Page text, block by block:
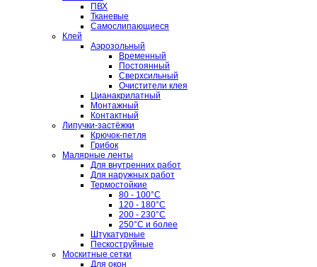
ПВХ
Тканевые
Самослипающиеся
Клей
Аэрозольный
Временный
Постоянный
Сверхсильный
Очистители клея
Цианакрилатный
Монтажный
Контактный
Липучки-застёжки
Крючок-петля
Грибок
Малярные ленты
Для внутренних работ
Для наружных работ
Термостойкие
80 - 100°C
120 - 180°C
200 - 230°C
250°C и более
Штукатурные
Пескоструйные
Москитные сетки
Для окон